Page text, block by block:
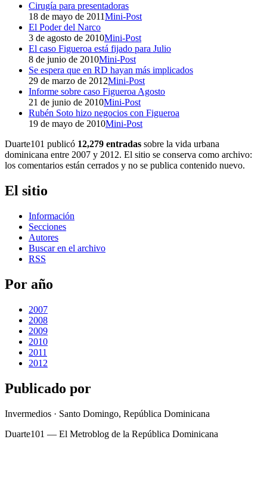
Cirugía para presentadoras
18 de mayo de 2011Mini-Post
El Poder del Narco
3 de agosto de 2010Mini-Post
El caso Figueroa está fijado para Julio
8 de junio de 2010Mini-Post
Se espera que en RD hayan más implicados
29 de marzo de 2012Mini-Post
Informe sobre caso Figueroa Agosto
21 de junio de 2010Mini-Post
Rubén Soto hizo negocios con Figueroa
19 de mayo de 2010Mini-Post
Duarte101 publicó 12,279 entradas sobre la vida urbana
dominicana entre 2007 y 2012. El sitio se conserva como archivo:
los comentarios están cerrados y no se publica contenido nuevo.
El sitio
Información
Secciones
Autores
Buscar en el archivo
RSS
Por año
2007
2008
2009
2010
2011
2012
Publicado por
Invermedios · Santo Domingo, República Dominicana
Duarte101 — El Metroblog de la República Dominicana